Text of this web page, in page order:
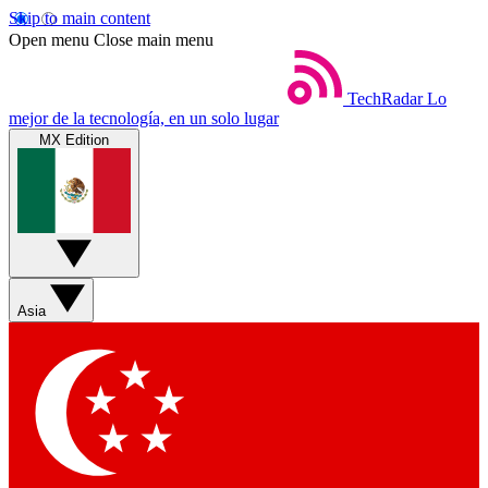
Skip to main content
Open menu Close main menu
TechRadar Lo
mejor de la tecnología, en un solo lugar
MX Edition
Asia